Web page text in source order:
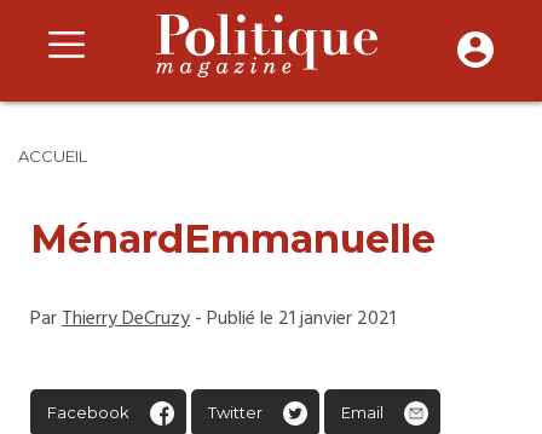
ACCUEIL
MénardEmmanuelle
ParThierry DeCruzy- Publié le 21 janvier 2021
Facebook Twitter Email